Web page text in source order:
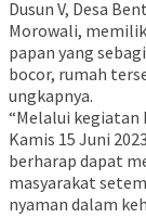
Dusun V, Desa
Morowali,
papan yang
bocor, rumah
ungkapnya.
“Melalui kegiatan
Kamis 15 Juni
berharap dapat
masyarakat
nyaman dalam